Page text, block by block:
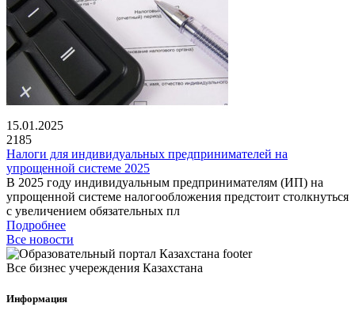
15.01.2025
2185
Налоги для индивидуальных предпринимателей на
упрощенной системе 2025
В 2025 году индивидуальным предпринимателям (ИП) на
упрощенной системе налогообложения предстоит столкнуться
с увеличением обязательных пл
Подробнее
Все новости
Все бизнес учереждения Казахстана
Информация